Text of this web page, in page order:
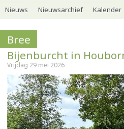
Nieuws Nieuwsarchief Kalender
Bree
Bijenburcht in
Vrijdag 29 mei 2026